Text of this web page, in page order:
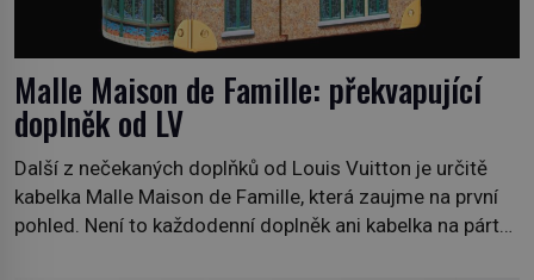
Malle Maison de Famille: překvapující
doplněk od LV
Další z nečekaných doplňků od Louis Vuitton je určitě
kabelka Malle Maison de Famille, která zaujme na první
pohled. Není to každodenní doplněk ani kabelka na párty,